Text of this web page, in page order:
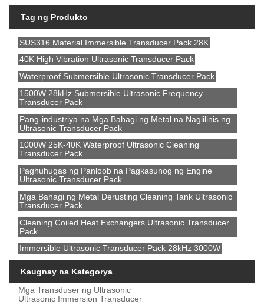
Tag ng Produkto
SUS316 Material Immersible Transducer Pack 28K
40K High Vibration Ultrasonic Transducer Pack
Waterproof Submersible Ultrasonic Transducer Pack
1500W 28kHz Submersible Ultrasonic Frequency
Transducer Pack
Pang-industriya na Mga Bahagi ng Metal na Naglilinis ng
Ultrasonic Transducer Pack
1000W 25K-40K Waterproof Ultrasonic Cleaning
Transducer Pack
Paghuhugas ng Panloob na Pagkasunog ng Engine
Ultrasonic Transducer Pack
Mga Bahagi ng Metal Derusting Cleaning Tank Ultrasonic
Transducer Pack
Cleaning Coiled Heat Exchangers Ultrasonic Transducer
Pack
Immersible Ultrasonic Transducer Pack 28kHz 3000W
Kaugnay na Kategorya
Mga Transduser ng Ultrasonic
Ultrasonic Immersion Transducer